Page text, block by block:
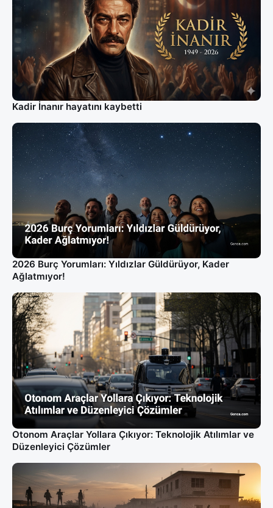
Kadir İnanır hayatını kaybetti
2026 Burç Yorumları: Yıldızlar Güldürüyor, Kader
Ağlatmıyor!
Otonom Araçlar Yollara Çıkıyor: Teknolojik Atılımlar ve
Düzenleyici Çözümler